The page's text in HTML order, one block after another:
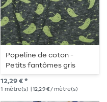
Popeline de coton -
Petits fantômes gris
12,29 € *
1 mètre(s) | 12,29 € / mètre(s)